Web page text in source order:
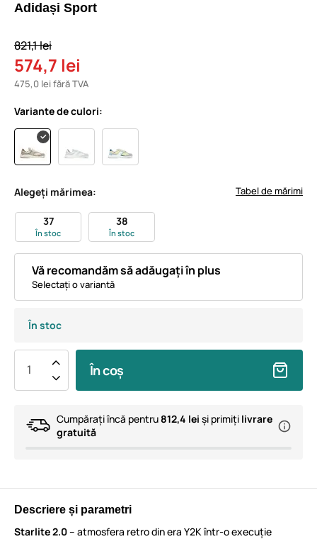
Adidași Sport
821,1 lei
574,7 lei
475,0 lei fără TVA
Variante de culori:
Tabel de mărimi
Alegeți mărimea:
37
În stoc
38
În stoc
Vă recomandăm să adăugați în plus
Selectați o variantă
În stoc
În coș
Cumpărați încă pentru 812,4 lei și primiți livrare
gratuită
Descriere și parametri
Starlite 2.0– atmosfera retro din era Y2K într-o execuție